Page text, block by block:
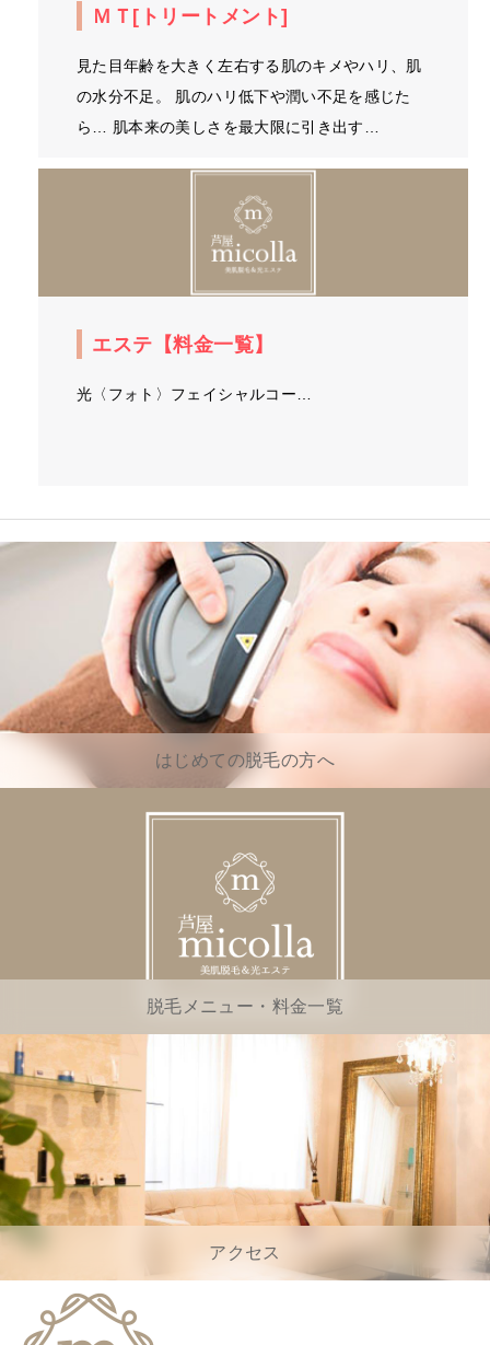
ＭＴ[トリートメント]
見た目年齢を大きく左右する肌のキメやハリ、肌
の水分不足。 肌のハリ低下や潤い不足を感じた
ら… 肌本来の美しさを最大限に引き出す…
エステ【料金一覧】
光〈フォト〉フェイシャルコー…
はじめての脱毛の方へ
脱毛メニュー・料金一覧
アクセス